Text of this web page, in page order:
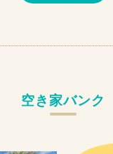
空き家バンク